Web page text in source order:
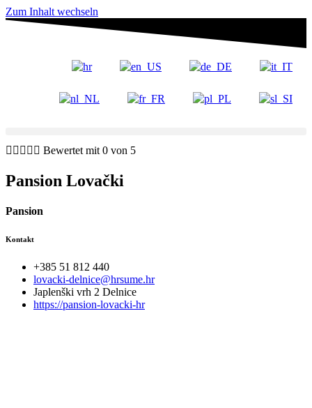
Zum Inhalt wechseln
     Bewertet mit 0 von 5
Pansion Lovački
Pansion
Kontakt
+385 51 812 440
lovacki-delnice@hrsume.hr
Japlenški vrh 2 Delnice
https://pansion-lovacki-hr